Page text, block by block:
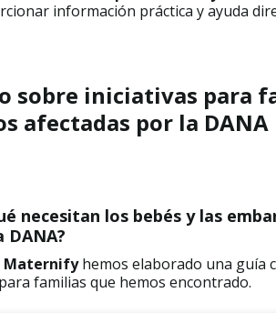
información práctica y ayuda
sobre iniciativas para
afectadas por la DANA
necesitan los bebés y las
DANA?
Maternifyhemos elaborado una guía
familias que hemos encontrado.